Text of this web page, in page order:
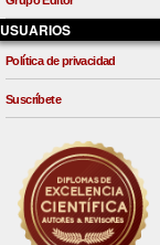
USUARIOS
Política de privacidad
Suscríbete